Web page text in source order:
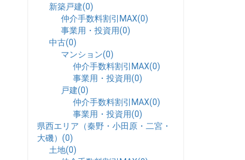
新築戸建(0)
仲介手数料割引MAX(0)
事業用・投資用(0)
中古(0)
マンション(0)
仲介手数料割引MAX(0)
事業用・投資用(0)
戸建(0)
仲介手数料割引MAX(0)
事業用・投資用(0)
県西エリア（秦野・小田原・二宮・
大磯）(0)
土地(0)